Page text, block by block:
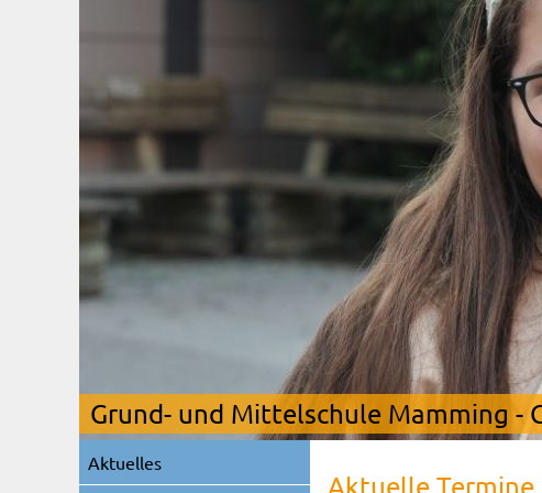
Grund- und Mittelschule Mamming -
Aktuelle Termine
Navigation
überspringen
Aktuelles